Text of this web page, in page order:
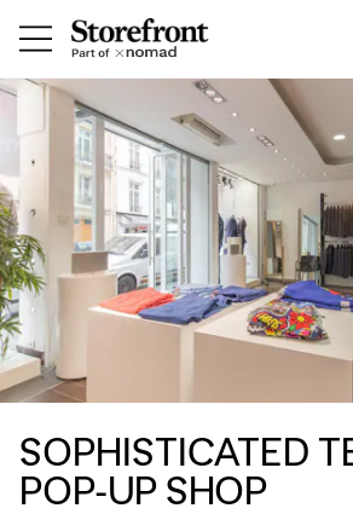
SOPHISTICATED
POP-UP SHOP